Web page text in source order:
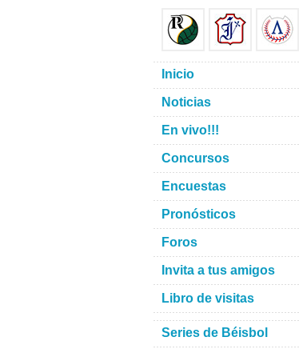
Inicio
Noticias
En vivo!!!
Concursos
Encuestas
Pronósticos
Foros
Invita a tus amigos
Libro de visitas
Series de Béisbol